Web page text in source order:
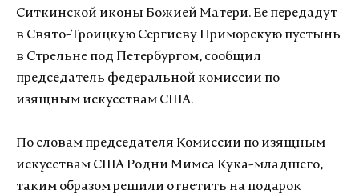
Ситкинской иконы Божией Матери. Ее передадут
в Свято-Троицкую Сергиеву Приморскую пустынь
в Стрельне под Петербургом, сообщил
председатель федеральной комиссии по
изящным искусствам США.
По словам председателя Комиссии по изящным
искусствам США Родни Мимса Кука-младшего,
таким образом решили ответить на подарок